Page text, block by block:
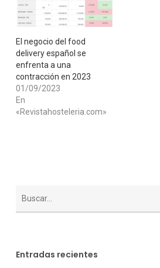
El negocio del food
delivery español se
enfrenta a una
contracción en 2023
01/09/2023
En
«Revistahosteleria.com»
Entradas recientes